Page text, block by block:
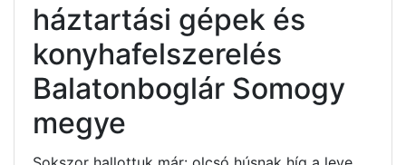
háztartási gépek és
konyhafelszerelés
Balatonboglár Somogy
megye